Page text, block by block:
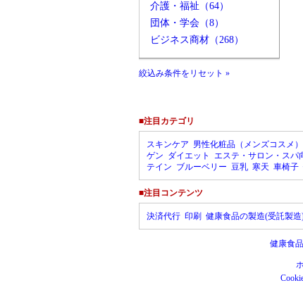
介護・福祉（64）
団体・学会（8）
ビジネス商材（268）
絞込み条件をリセット »
■注目カテゴリ
スキンケア 男性化粧品（メンズコスメ）
ゲン ダイエット エステ・サロン・スパ
テイン ブルーベリー 豆乳 寒天 車椅子
■注目コンテンツ
決済代行 印刷 健康食品の製造(受託製造
健康食品